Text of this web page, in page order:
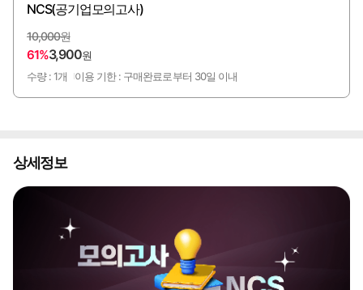
NCS(공기업모의고사)
10,000원
61%3,900원
수량 : 1개
이용 기한 : 구매완료로부터 30일 이내
상세정보